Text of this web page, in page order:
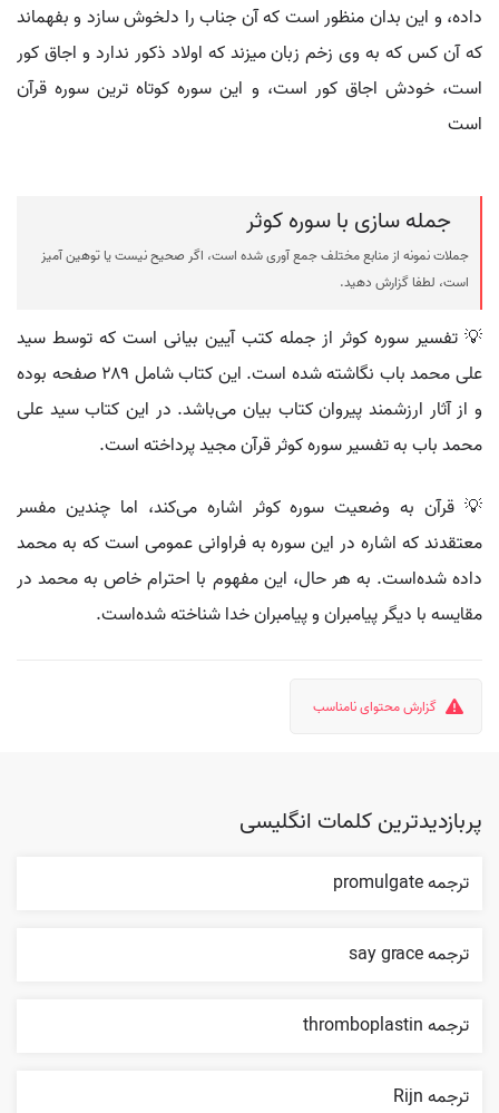
داده، و این بدان منظور است که آن جناب را دلخوش سازد و بفهماند
که آن کس که به وی زخم زبان میزند که اولاد ذکور ندارد و اجاق کور
است، خودش اجاق کور است، و این سوره کوتاه ترین سوره قرآن
است
جمله سازی با سوره کوثر
جملات نمونه از منابع مختلف جمع آوری شده است، اگر صحیح نیست یا توهین آمیز
است، لطفا گزارش دهید.
💡 تفسیر سوره کوثر از جمله کتب آیین بیانی است که توسط سید
علی محمد باب نگاشته شده است. این کتاب شامل ۲۸۹ صفحه بوده
و از آثار ارزشمند پیروان کتاب بیان می‌باشد. در این کتاب سید علی
محمد باب به تفسیر سوره کوثر قرآن مجید پرداخته است.
💡 قرآن به وضعیت سوره کوثر اشاره می‌کند، اما چندین مفسر
معتقدند که اشاره در این سوره به فراوانی عمومی است که به محمد
داده شده‌است. به هر حال، این مفهوم با احترام خاص به محمد در
مقایسه با دیگر پیامبران و پیامبران خدا شناخته شده‌است.
گزارش محتوای نامناسب
پربازدیدترین کلمات انگلیسی
ترجمه promulgate
ترجمه say grace
ترجمه thromboplastin
ترجمه Rijn